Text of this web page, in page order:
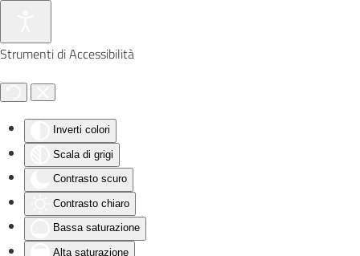
Strumenti di Accessibilità
Inverti colori
Scala di grigi
Contrasto scuro
Contrasto chiaro
Bassa saturazione
Alta saturazione
Skip to main content